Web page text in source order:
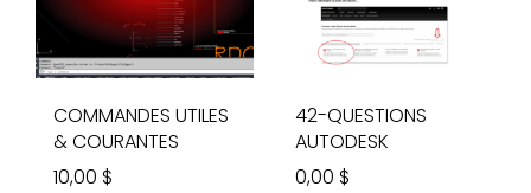
COMMANDES UTILES
& COURANTES
10,00 $
42-QUESTIONS
AUTODESK
0,00 $